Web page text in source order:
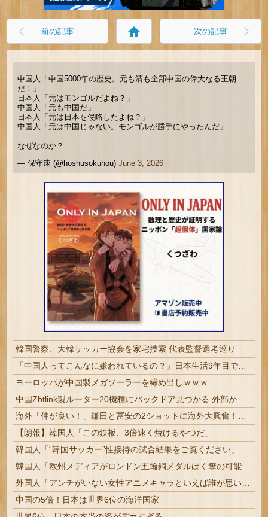
前の記事 home 次の記事
中国人「中国5000年の歴史。元も清も全部中国の偉大なる王朝
だ！」
日本人「元はモンゴルだよね？」
中国人「元も中国だ」
日本人「元は日本を侵略したよね？」
中国人「元は中国じゃない。モンゴルが勝手にやったんだ」
なぜなのか？
— 保守速 (@hoshusokuhou)June 3, 2026
韓国警察、大韓サッカー協会を家宅捜索 代表監督選考巡り
ヨーロッパが中国製メガソーラーを締め出しｗｗｗ
【朗報】韓国人「この鉄板、3倍速く焼けるやつだ」
中国の5倍！日本は世界6位の海洋国家